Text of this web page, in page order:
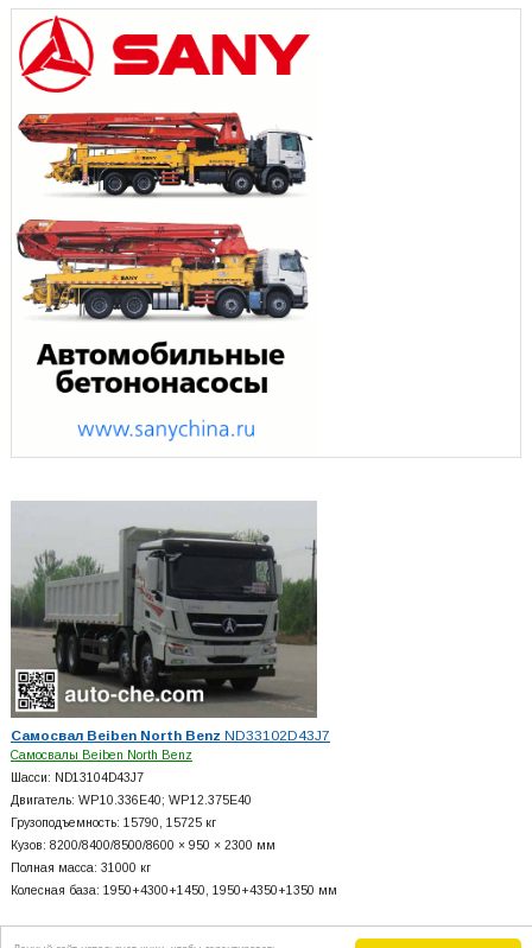
Самосвал Beiben North Benz ND33102D43J7
Самосвалы Beiben North Benz
Шасси: ND13104D43J7
Двигатель: WP10.336E40; WP12.375E40
Грузоподъемность: 15790, 15725 кг
Кузов: 8200/8400/8500/8600 × 950 × 2300 мм
Полная масса: 31000 кг
Колесная база: 1950+4300+1450, 1950+4350+1350 мм